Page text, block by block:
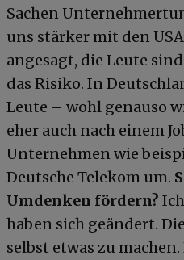
Sachen
uns stärker mit den
angesagt, die Leute
das Risiko. In
Leute – wohl genauso
eher auch nach einem
Unternehmen wie
Deutsche Telekom um.
Umdenken fördern?
haben sich geändert.
selbst etwas zu